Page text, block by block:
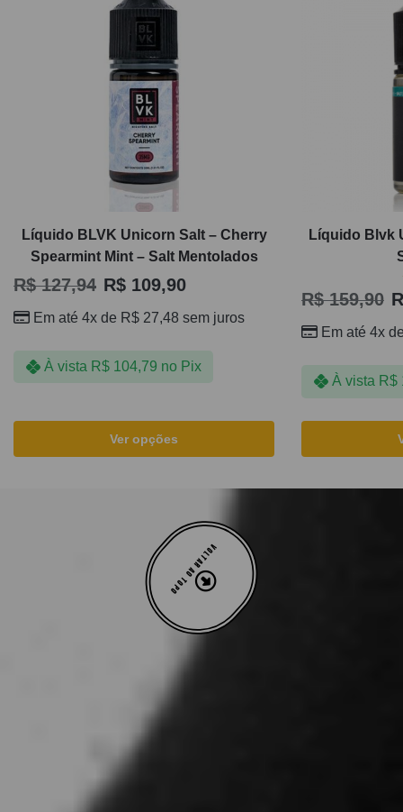
Líquido BLVK Unicorn Salt – Cherry
Spearmint Mint – Salt Mentolados
R$127,94 R$ 109,90
Em até 4x de R$ 27,48 sem juros
À vista R$104,79 no Pix
Ver opções
Líquido Blvk
R$159,90
Em até 4x
À vista R$
VOLTAR AO TOPO